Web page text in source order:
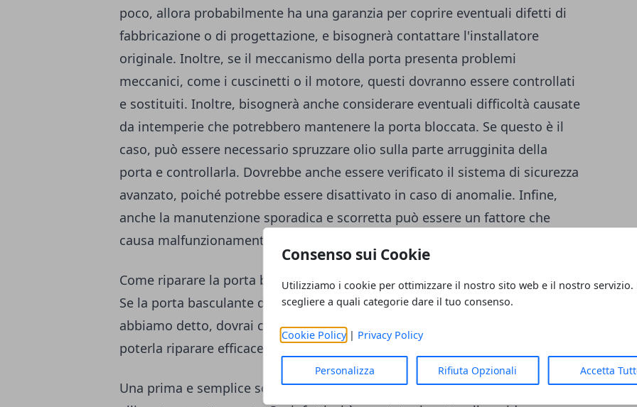
Consenso sui Cookie
Utilizziamo i cookie per ottimizzare il nostro sito web e il nostro servizio.
scegliere a quali categorie dare il tuo consenso.
Cookie Policy| Privacy Policy
Personalizza Rifiuta Opzionali Accetta
poco, allora probabilmente ha una garanzia per coprire eventuali difetti di
fabbricazione o di progettazione, e bisognerà contattare l'installatore
originale. Inoltre, se il meccanismo della porta presenta problemi
meccanici, come i cuscinetti o il motore, questi dovranno essere controllati
e sostituiti. Inoltre, bisognerà anche considerare eventuali difficoltà causate
da intemperie che potrebbero mantenere la porta bloccata. Se questo è il
caso, può essere necessario spruzzare olio sulla parte arrugginita della
porta e controllarla. Dovrebbe anche essere verificato il sistema di sicurezza
avanzato, poiché potrebbe essere disattivato in caso di anomalie. Infine,
anche la manutenzione sporadica e scorretta può essere un fattore che
causa malfunzionamenti della porta basculante del garage.
Come riparare la porta basculante del garage
Se la porta basculante del tuo garage non riesce più ad aprirsi, come
abbiamo detto, dovrai capire quali sono i problemi che hai di fronte per
poterla riparare efficacemente.
Una prima e semplice soluzione da provare è verificare se la porta è